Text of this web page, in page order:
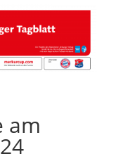
am